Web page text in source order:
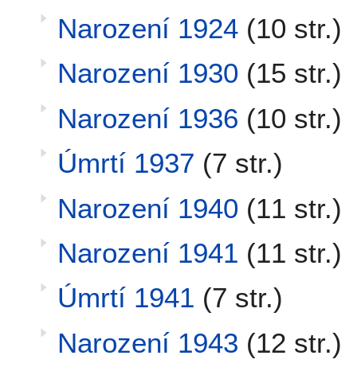
Narození 1924 (10 str.)
Narození 1930 (15 str.)
Narození 1936 (10 str.)
Úmrtí 1937 (7 str.)
Narození 1940 (11 str.)
Narození 1941 (11 str.)
Úmrtí 1941 (7 str.)
Narození 1943 (12 str.)